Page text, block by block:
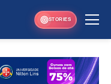
STORIES